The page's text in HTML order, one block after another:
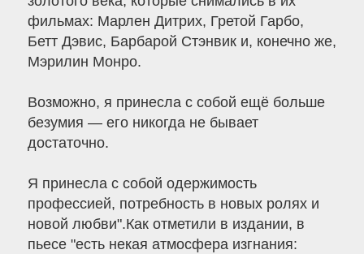
фильмах: Марлен Дитрих, Гретой Гарбо,
Бетт Дэвис, Барбарой Стэнвик и, конечно же,
Мэрилин Монро.
Возможно, я принесла с собой ещё больше
безумия — его никогда не бывает
достаточно.
Я принесла с собой одержимость
профессией, потребность в новых ролях и
новой любви".Как отметили в издании, в
пьесе "есть некая атмосфера изгнания: